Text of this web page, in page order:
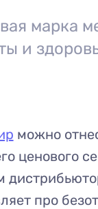
марка
и
можно
ценового
про